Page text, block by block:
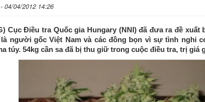
04/04/2012 14:26
Cục Ðiều tra Quốc gia Hungary (NNI) đã đưa ra đề xuất
người gốc Việt Nam và các đồng bọn vì sự tình nghi
túy. 54kg cần sa đã bị thu giữ trong cuộc điều tra, trị giá